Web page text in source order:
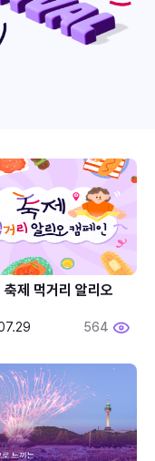
제 먹거리 알리오
564